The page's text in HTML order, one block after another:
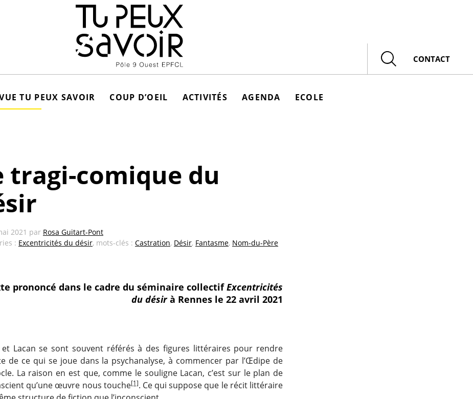
Rechercher
CONTACT
TU PEUX SAVOIR COUP D’OEIL ACTIVITÉS AGENDA ECOLE
tragi-comique du
2021 par Rosa Guitart-Pont
: Excentricités du désir, mots-clés : Castration, Désir, Fantasme, Nom-du-Père
prononcé dans le cadre du séminaire collectifExcentricités
du désirà Rennes le 22 avril 2021
et Lacan se sont souvent référés à des figures littéraires pour rendre
de ce qui se joue dans la psychanalyse, à commencer par l’Œdipe de
La raison en est que, comme le souligne Lacan, c’est sur le plan de
qu’une œuvre nous touche[1]. Ce qui suppose que le récit littéraire